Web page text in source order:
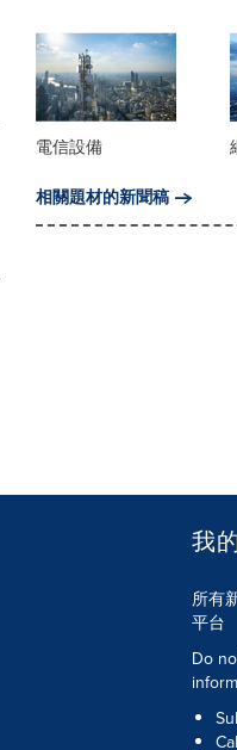
電信設備
相關題材的新聞稿
我
所有
平台
Do